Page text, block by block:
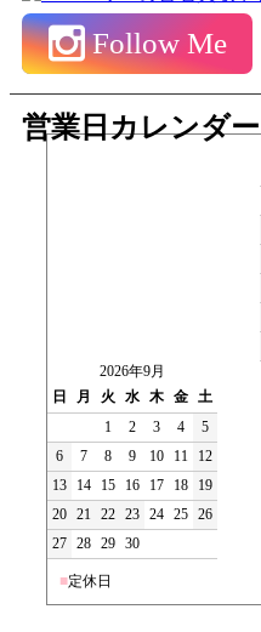
Follow Me
営業日カレンダー
2026年9月
日
月 火 水 木 金 土
1
2 3 4
5
6
7 8 9 10 11
12
13
14 15 16 17 18
19
20 21 22 23 24 25 26
27 28 29 30
■定休日